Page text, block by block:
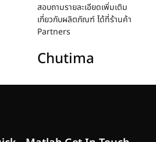
สอบถามรายละเอียดเพิ่มเติม
เกี่ยวกับผลิตภัณฑ์ ได้ที่ร้านค้า
Partners
Chutima